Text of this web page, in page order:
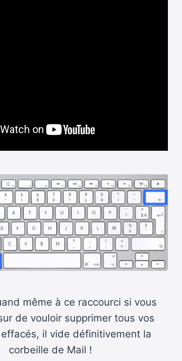
même à ce raccourci si vous
de vouloir supprimer tous vos
il vide définitivement la
corbeille de Mail !